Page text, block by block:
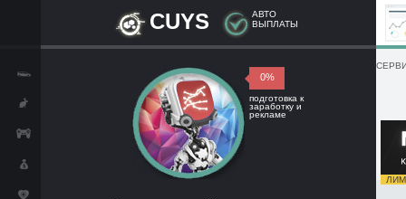
CUYS
АВТО
ВЫПЛАТЫ
0%
подготовка к
заработку и
рекламе